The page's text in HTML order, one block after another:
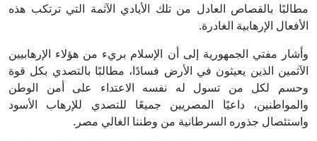
مطالبًا بالقصاص العادل من تلك الأيادي الآثمة التي ترتكب هذه
الأفعال الإرهابية الغادرة.
وأشار مفتي الجمهورية إلى أن الإسلام بريء من هؤلاء الإرهابيين
الآثمين الذين يعيثون في الأرض فسادًا، مطالبًا بالتصدي بكل قوة
وحسم لكل من تسول له نفسه الاعتداء على أمن الوطن
والمواطنين، داعيًا المصريين جميعًا للتصدي للإرهاب الأسود
واستئصال جذوره السرطانية من وطننا الغالي مصر.